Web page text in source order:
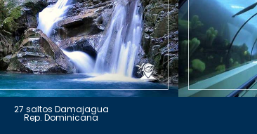
27 saltos Damajagua
Rep. Dominicana